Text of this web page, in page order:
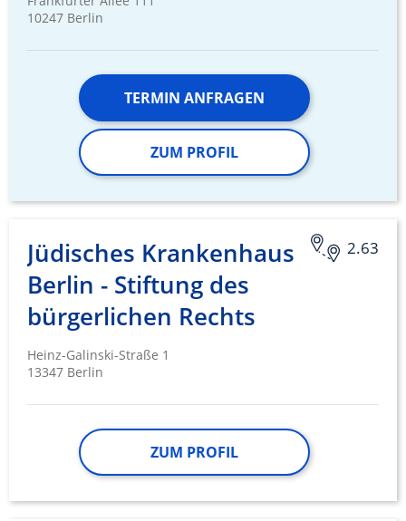
10247 Berlin
TERMIN ANFRAGEN
ZUM PROFIL
2.63
Jüdisches Krankenhaus
Berlin - Stiftung des
bürgerlichen Rechts
Heinz-Galinski-Straße 1
13347 Berlin
ZUM PROFIL